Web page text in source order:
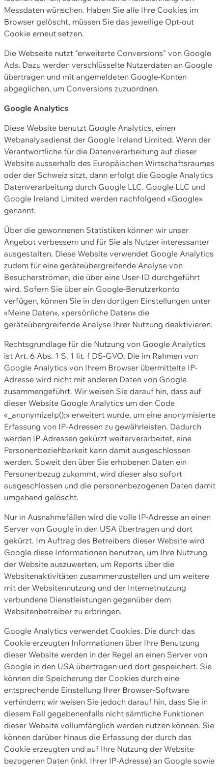
Messdaten wünschen. Haben Sie alle Ihre Cookies im
Browser gelöscht, müssen Sie das jeweilige Opt-out
Cookie erneut setzen.
Die Webseite nutzt "erweiterte Conversions" von Google
Ads. Dazu werden verschlüsselte Nutzerdaten an Google
übertragen und mit angemeldeten Google-Konten
abgeglichen, um Conversions zuzuordnen.
Google Analytics
Diese Website benutzt Google Analytics, einen
Webanalysedienst der Google Ireland Limited. Wenn der
Verantwortliche für die Datenverarbeitung auf dieser
Website ausserhalb des Europäischen Wirtschaftsraumes
oder der Schweiz sitzt, dann erfolgt die Google Analytics
Datenverarbeitung durch Google LLC. Google LLC und
Google Ireland Limited werden nachfolgend «Google»
genannt.
Über die gewonnenen Statistiken können wir unser
Angebot verbessern und für Sie als Nutzer interessanter
ausgestalten. Diese Website verwendet Google Analytics
zudem für eine geräteübergreifende Analyse von
Besucherströmen, die über eine User-ID durchgeführt
wird. Sofern Sie über ein Google-Benutzerkonto
verfügen, können Sie in den dortigen Einstellungen unter
«Meine Daten», «persönliche Daten» die
geräteübergreifende Analyse Ihrer Nutzung deaktivieren.
Rechtsgrundlage für die Nutzung von Google Analytics
ist Art. 6 Abs. 1 S. 1 lit. f DS-GVO. Die im Rahmen von
Google Analytics von Ihrem Browser übermittelte IP-
Adresse wird nicht mit anderen Daten von Google
zusammengeführt. Wir weisen Sie darauf hin, dass auf
dieser Website Google Analytics um den Code
«_anonymizeIp();» erweitert wurde, um eine anonymisierte
Erfassung von IP-Adressen zu gewährleisten. Dadurch
werden IP-Adressen gekürzt weiterverarbeitet, eine
Personenbeziehbarkeit kann damit ausgeschlossen
werden. Soweit den über Sie erhobenen Daten ein
Personenbezug zukommt, wird dieser also sofort
ausgeschlossen und die personenbezogenen Daten damit
umgehend gelöscht.
Nur in Ausnahmefällen wird die volle IP-Adresse an einen
Server von Google in den USA übertragen und dort
gekürzt. Im Auftrag des Betreibers dieser Website wird
Google diese Informationen benutzen, um Ihre Nutzung
der Website auszuwerten, um Reports über die
Websitenaktivitäten zusammenzustellen und um weitere
mit der Websitennutzung und der Internetnutzung
verbundene Dienstleistungen gegenüber dem
Websitenbetreiber zu erbringen.
Google Analytics verwendet Cookies. Die durch das
Cookie erzeugten Informationen über Ihre Benutzung
dieser Website werden in der Regel an einen Server von
Google in den USA übertragen und dort gespeichert. Sie
können die Speicherung der Cookies durch eine
entsprechende Einstellung Ihrer Browser-Software
verhindern; wir weisen Sie jedoch darauf hin, dass Sie in
diesem Fall gegebenenfalls nicht sämtliche Funktionen
dieser Website vollumfänglich werden nutzen können. Sie
können darüber hinaus die Erfassung der durch das
Cookie erzeugten und auf Ihre Nutzung der Website
bezogenen Daten (inkl. Ihrer IP-Adresse) an Google sowie